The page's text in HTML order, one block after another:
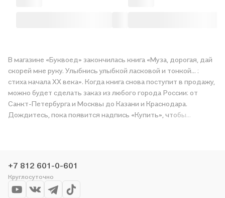
В магазине «Буквоед» закончилась книга «Муза, дорогая, дай
скорей мне руку. Улыбнись улыбкой ласковой и тонкой... :
стиха начала XX века». Когда книга снова поступит в продажу,
можно будет сделать заказ из любого города России: от
Санкт-Петербурга и Москвы до Казани и Краснодара.
Дождитесь, пока появится надпись «Купить», чтобы
понравившуюся историю по приятной цене. Например,
организуем конкурсы и проводим акции. Оставайтесь с нами,
чтобы не упустить выгоду!
+7 812 601-0-601
Круглосуточно